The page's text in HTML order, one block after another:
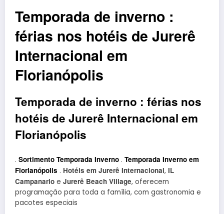
Temporada de inverno :
férias nos hotéis de Jurerê
Internacional em
Florianópolis
Temporada de inverno : férias nos
hotéis de Jurerê Internacional em
Florianópolis
. Sortimento Temporada Inverno . Temporada Inverno em
Florianópolis . Hotéis em Jurerê Internacional, IL
Campanario e Jurerê Beach Village, oferecem
programação para toda a família, com gastronomia e
pacotes especiais